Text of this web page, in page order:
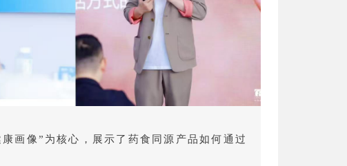
康画像”为核心，展示了药食同源产品如何通过